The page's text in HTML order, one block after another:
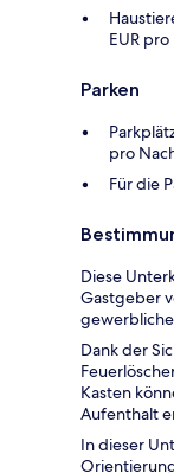
EUR
Parken
pro
Für die
Diese
Gastgeber
Dank der
Kasten
Aufenthalt
In dieser